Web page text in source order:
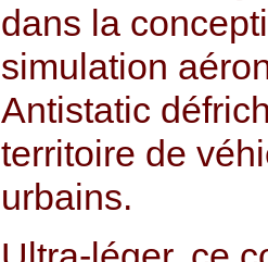
dans la
simulation
Antistatic
territoire de
urbains.